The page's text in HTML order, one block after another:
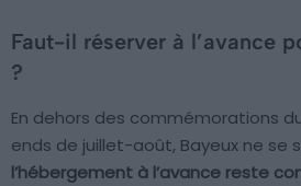
Faut-il réserver à l’avance
?
En dehors des commémorations
ends de juillet-août, Bayeux ne se
l’hébergement à l’avance reste